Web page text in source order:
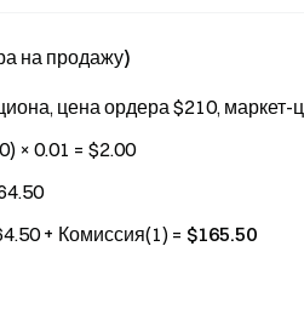
на продажу)
цена ордера $210, маркет-
× 0.01 = $2.00
+ Комиссия(1) = $165.50